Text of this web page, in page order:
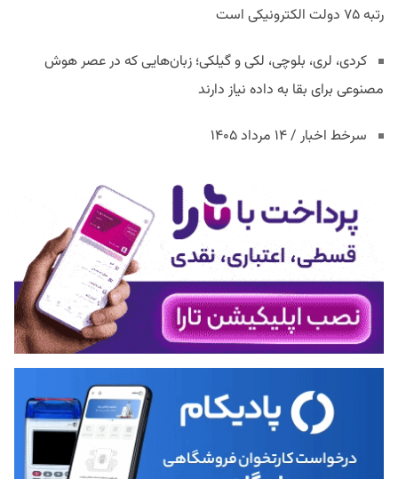
رتبه ۷۵ دولت الکترونیکی است
کردی، لری، بلوچی، لکی و گیلکی؛ زبان‌هایی که در عصر هوش
مصنوعی برای بقا به داده نیاز دارند
سرخط اخبار / ۱۴ مرداد ۱۴۰۵